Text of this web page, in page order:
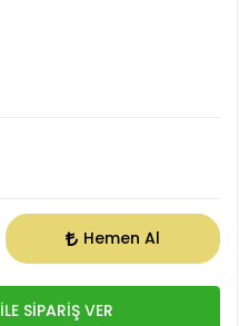
Hemen Al
SİPARİŞ VER